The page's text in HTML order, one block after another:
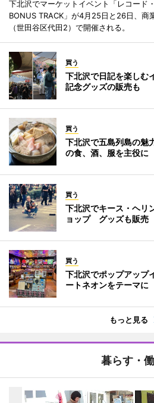
下北沢でマーケットイベント「レコード
BONUS TRACK」が4月25日と26日、商
（世田谷区代田2）で開催される。
買う
下北沢で日記を楽し
記念グッズの販売も
買う
下北沢で五島列島の
の食、酒、服を主役に
買う
下北沢でキース・ヘリ
ョップ グッズも販売
買う
下北沢でポップアッ
ートネオンをテーマに
もっと見る
暮らす・